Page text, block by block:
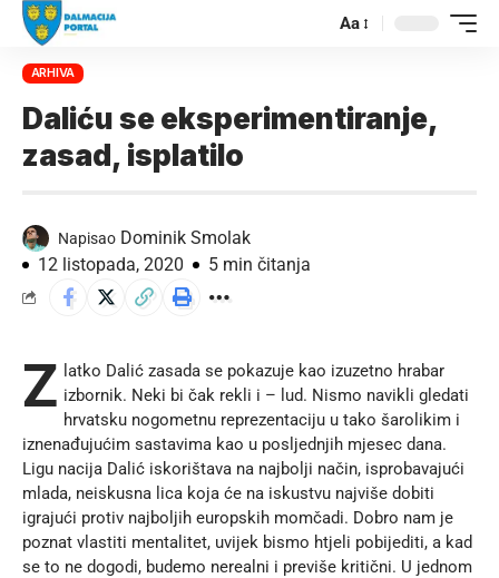
Aa
ARHIVA
Daliću se eksperimentiranje,
zasad, isplatilo
Napisao Dominik Smolak
12 listopada, 2020
5 min čitanja
Z latko Dalić zasada se pokazuje kao izuzetno hrabar
izbornik. Neki bi čak rekli i – lud. Nismo navikli gledati
hrvatsku nogometnu reprezentaciju u tako šarolikim i
iznenađujućim sastavima kao u posljednjih mjesec dana.
Ligu nacija Dalić iskorištava na najbolji način, isprobavajući
mlada, neiskusna lica koja će na iskustvu najviše dobiti
igrajući protiv najboljih europskih momčadi. Dobro nam je
poznat vlastiti mentalitet, uvijek bismo htjeli pobijediti, a kad
se to ne dogodi, budemo nerealni i previše kritični. U jednom